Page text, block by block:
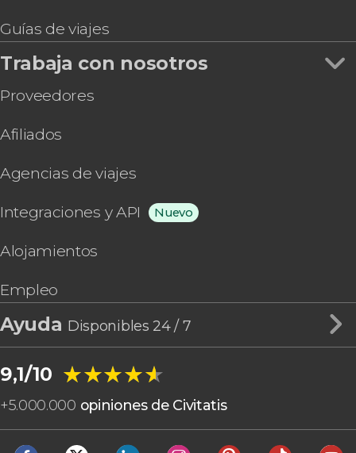
Guías de viajes
Trabaja con nosotros
Proveedores
Afiliados
Agencias de viajes
Integraciones y API Nuevo
Alojamientos
Empleo
Ayuda Disponibles 24 / 7
9,1/10 ★★★★★
★★★★★
+5.000.000 opiniones de Civitatis